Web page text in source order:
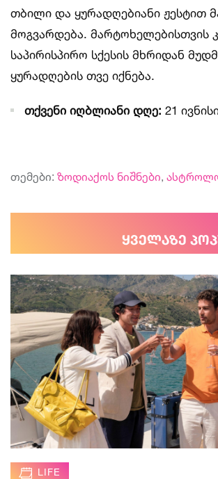
თბილი და ყურადღებიანი ჟესტით
მოგვარდება. მარტოხელებისთვის
საპირისპირო სქესის მხრიდან
ყურადღების თვე იქნება.
თქვენი იღბლიანი დღე: 21
თემები: ზოდიაქოს ნიშნები,
ყველაზე
LIFE